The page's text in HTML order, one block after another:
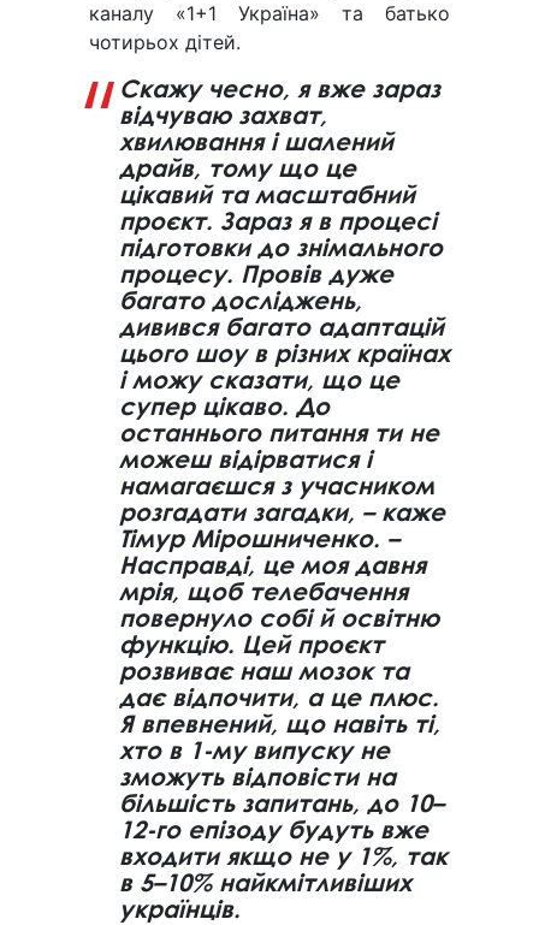
каналу «1+1 Україна» та батько
чотирьох дітей.
Скажу чесно, я вже зараз
відчуваю захват,
хвилювання і шалений
драйв, тому що це
цікавий та масштабний
проєкт. Зараз я в процесі
підготовки до знімального
процесу. Провів дуже
багато досліджень,
дивився багато адаптацій
цього шоу в різних країнах
і можу сказати, що це
супер цікаво. До
останнього питання ти не
можеш відірватися і
намагаєшся з учасником
розгадати загадки, – каже
Тімур Мірошниченко. –
Насправді, це моя давня
мрія, щоб телебачення
повернуло собі й освітню
функцію. Цей проєкт
розвиває наш мозок та
дає відпочити, а це плюс.
Я впевнений, що навіть ті,
хто в 1-му випуску не
зможуть відповісти на
більшість запитань, до 10–
12-го епізоду будуть вже
входити якщо не у 1%, так
в 5–10% найкмітливіших
українців.